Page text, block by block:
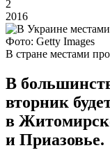
2
2016
Фото: Getty Images
В стране местами
В
вторник
в
и Приазовье.